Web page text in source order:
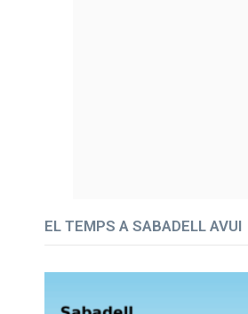
EL TEMPS A SABADELL AVUI